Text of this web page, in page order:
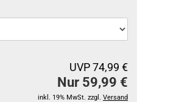
UVP 74,99 €
Nur 59,99 €
inkl. 19% MwSt. zzgl. Versand